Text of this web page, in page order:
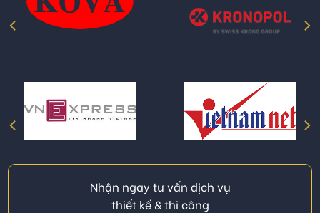
Nhận ngay tư vấn dịch vụ
thiết kế & thi công